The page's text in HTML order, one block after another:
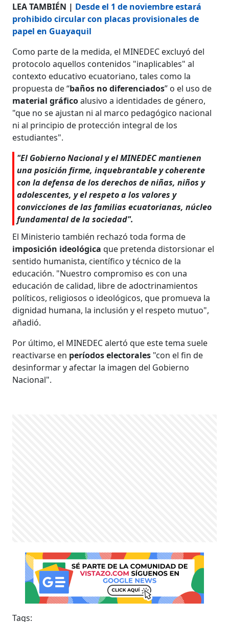
LEA TAMBIÉN | Desde el 1 de noviembre estará
prohibido circular con placas provisionales de
papel en Guayaquil
Como parte de la medida, el MINEDEC excluyó del
protocolo aquellos contenidos "inaplicables" al
contexto educativo ecuatoriano, tales como la
propuesta de “baños no diferenciados” o el uso de
material gráficoalusivo a identidades de género,
"que no se ajustan ni al marco pedagógico nacional
ni al principio de protección integral de los
estudiantes".
"El Gobierno Nacional y el MINEDEC mantienen
una posición firme, inquebrantable y coherente
con la defensa de los derechos de niñas, niños y
adolescentes, y el respeto a los valores y
convicciones de las familias ecuatorianas, núcleo
fundamental de la sociedad".
El Ministerio también rechazó toda forma de
imposición ideológicaque pretenda distorsionar el
sentido humanista, científico y técnico de la
educación. "Nuestro compromiso es con una
educación de calidad, libre de adoctrinamientos
políticos, religiosos o ideológicos, que promueva la
dignidad humana, la inclusión y el respeto mutuo",
añadió.
Por último, el MINEDEC alertó que este tema suele
reactivarse en períodos electorales "con el fin de
desinformar y afectar la imagen del Gobierno
Nacional".
Tags: